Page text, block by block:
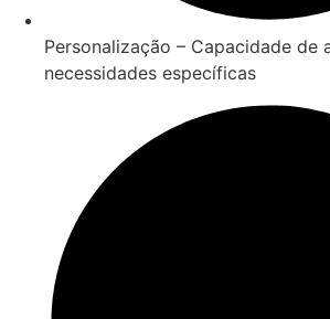
Personalização – Capacidade de
necessidades específicas